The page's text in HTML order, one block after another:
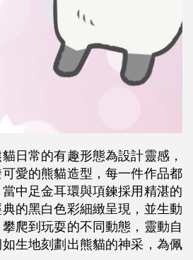
日常的有趣形態為設計靈感，
愛的熊貓造型，每一件作品都
中足金耳環與項鍊採用精湛的
的黑白色彩細緻呈現，並生動
爬到玩耍的不同動態，靈動自
生地刻劃出熊貓的神采，為佩